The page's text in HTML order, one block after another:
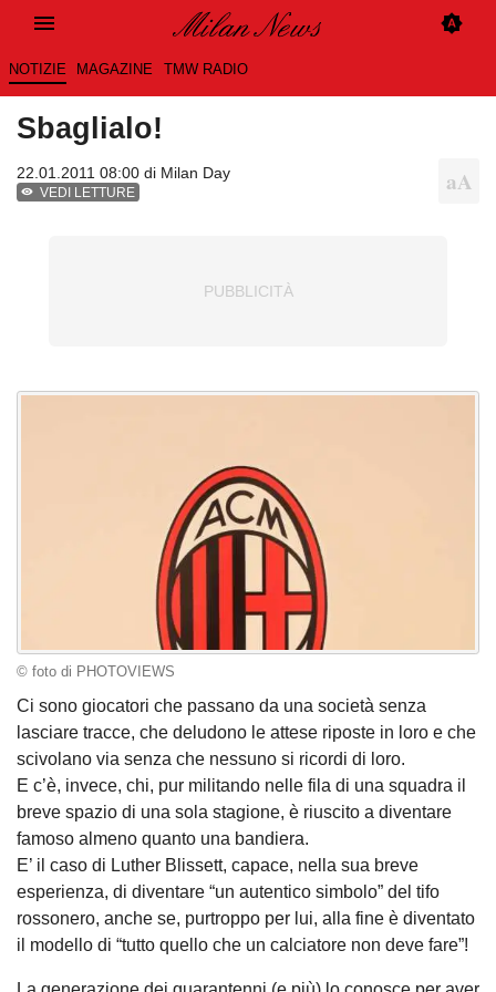
NOTIZIE MAGAZINE TMW RADIO
Sbaglialo!
22.01.2011 08:00 di Milan Day
VEDI LETTURE
© foto di PHOTOVIEWS
Ci sono giocatori che passano da una società senza
lasciare tracce, che deludono le attese riposte in loro e che
scivolano via senza che nessuno si ricordi di loro.
E c’è, invece, chi, pur militando nelle fila di una squadra il
breve spazio di una sola stagione, è riuscito a diventare
famoso almeno quanto una bandiera.
E’ il caso di Luther Blissett, capace, nella sua breve
esperienza, di diventare “un autentico simbolo” del tifo
rossonero, anche se, purtroppo per lui, alla fine è diventato
il modello di “tutto quello che un calciatore non deve fare”!